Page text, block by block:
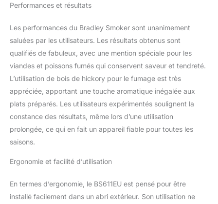
Performances et résultats
Les performances du Bradley Smoker sont unanimement
saluées par les utilisateurs. Les résultats obtenus sont
qualifiés de fabuleux, avec une mention spéciale pour les
viandes et poissons fumés qui conservent saveur et tendreté.
L’utilisation de bois de hickory pour le fumage est très
appréciée, apportant une touche aromatique inégalée aux
plats préparés. Les utilisateurs expérimentés soulignent la
constance des résultats, même lors d’une utilisation
prolongée, ce qui en fait un appareil fiable pour toutes les
saisons.
Ergonomie et facilité d’utilisation
En termes d’ergonomie, le BS611EU est pensé pour être
installé facilement dans un abri extérieur. Son utilisation ne